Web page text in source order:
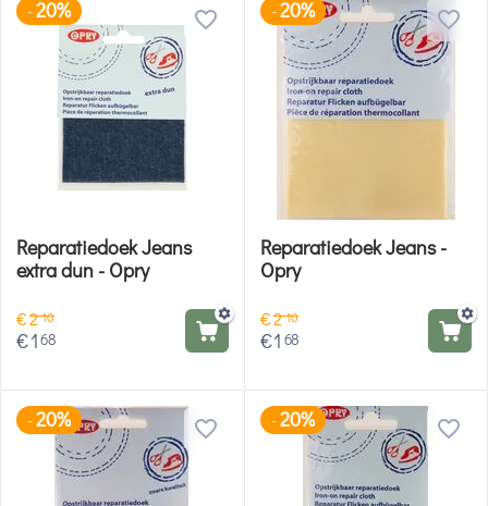
-20%
Reparatiedoek Jeans
extra dun - Opry
€210
€168
-20%
Reparatiedoek Jeans -
Opry
€210
€1 68
-20% -20%